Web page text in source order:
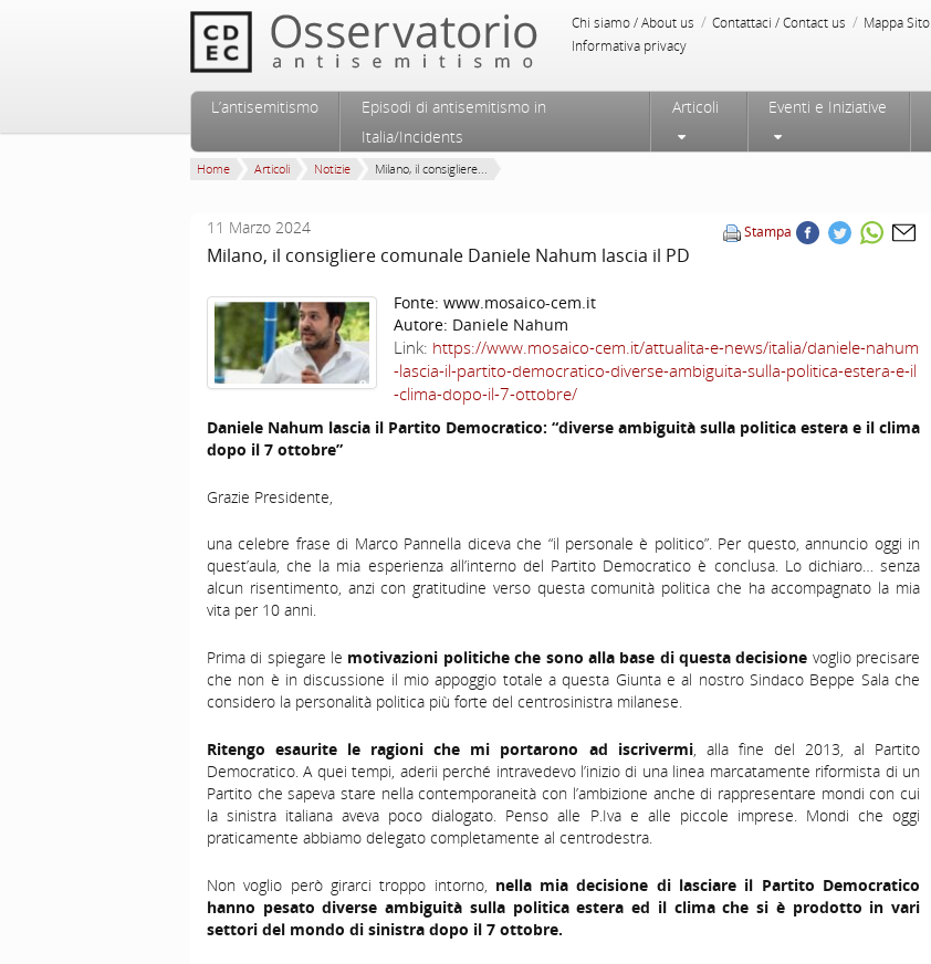
Chi siamo / About us / Contattaci / Contact us / Mappa Sito
Informativa privacy
Menu principale
Vai al contenuto principale
Vai al contenuto secondario
L’antisemitismo
Episodi di antisemitismo in
Italia/Incidents
Articoli Eventi e Iniziative
Home Articoli Notizie Milano, il consigliere...
Stampa
11 Marzo 2024
Milano, il consigliere comunale Daniele Nahum lascia il PD
Fonte: www.mosaico-cem.it
Autore: Daniele Nahum
Link: https://www.mosaico-cem.it/attualita-e-news/italia/daniele-nahum
-lascia-il-partito-democratico-diverse-ambiguita-sulla-politica-estera-e-il
-clima-dopo-il-7-ottobre/
Daniele Nahum lascia il Partito Democratico: “diverse ambiguità sulla politica estera e il clima
dopo il 7 ottobre”
Grazie Presidente,
una celebre frase di Marco Pannella diceva che “il personale è politico”. Per questo, annuncio oggi in
quest’aula, che la mia esperienza all’interno del Partito Democratico è conclusa. Lo dichiaro… senza
alcun risentimento, anzi con gratitudine verso questa comunità politica che ha accompagnato la mia
vita per 10 anni.
Prima di spiegare le motivazioni politiche che sono alla base di questa decisione voglio precisare
che non è in discussione il mio appoggio totale a questa Giunta e al nostro Sindaco Beppe Sala che
considero la personalità politica più forte del centrosinistra milanese.
Ritengo esaurite le ragioni che mi portarono ad iscrivermi, alla fine del 2013, al Partito
Democratico. A quei tempi, aderii perché intravedevo l’inizio di una linea marcatamente riformista di un
Partito che sapeva stare nella contemporaneità con l’ambizione anche di rappresentare mondi con cui
la sinistra italiana aveva poco dialogato. Penso alle P.Iva e alle piccole imprese. Mondi che oggi
praticamente abbiamo delegato completamente al centrodestra.
Non voglio però girarci troppo intorno, nella mia decisione di lasciare il Partito Democratico
hanno pesato diverse ambiguità sulla politica estera ed il clima che si è prodotto in vari
settori del mondo di sinistra dopo il 7 ottobre.